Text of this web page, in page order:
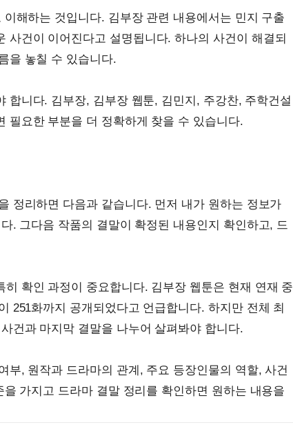
해하는 것입니다. 김부장 관련 내용에서는 민지 구출
건이 이어진다고 설명됩니다. 하나의 사건이 해결되
을 놓칠 수 있습니다.
합니다. 김부장, 김부장 웹툰, 김민지, 주강찬, 주학건설
필요한 부분을 더 정확하게 찾을 수 있습니다.
정리하면 다음과 같습니다. 먼저 내가 원하는 정보가
. 그다음 작품의 결말이 확정된 내용인지 확인하고, 드
확인 과정이 중요합니다. 김부장 웹툰은 현재 연재 중
251화까지 공개되었다고 언급합니다. 하지만 전체 최
건과 마지막 결말을 나누어 살펴봐야 합니다.
부, 원작과 드라마의 관계, 주요 등장인물의 역할, 사건
가지고 드라마 결말 정리를 확인하면 원하는 내용을